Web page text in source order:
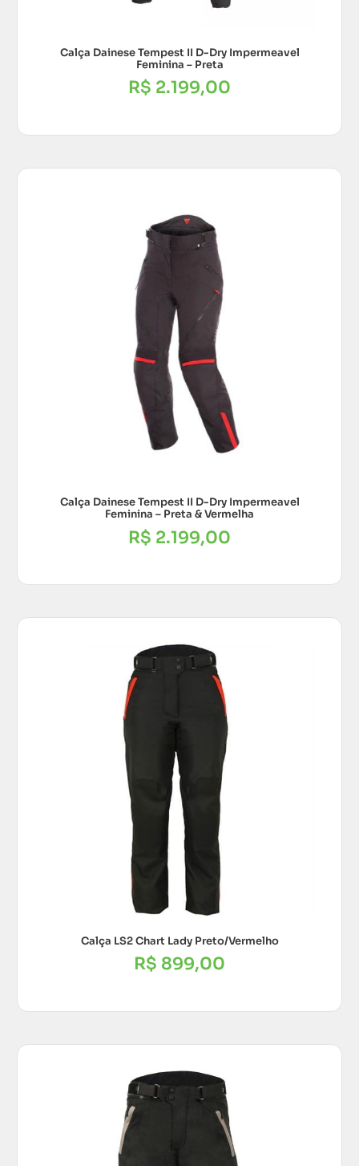
Calça Dainese Tempest II D-Dry Impermeavel
Feminina – Preta
R$ 2.199,00
Calça Dainese Tempest II D-Dry Impermeavel
Feminina – Preta & Vermelha
R$ 2.199,00
Calça LS2 Chart Lady Preto/Vermelho
R$ 899,00